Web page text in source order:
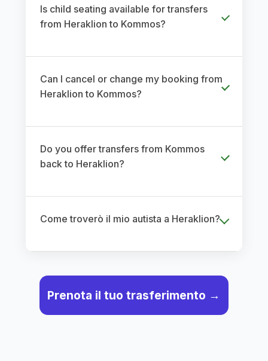
Is child seating available for transfers
from Heraklion to Kommos?
Can I cancel or change my booking from
Heraklion to Kommos?
Do you offer transfers from Kommos
back to Heraklion?
Come troverò il mio autista a Heraklion?
Prenota il tuo trasferimento →